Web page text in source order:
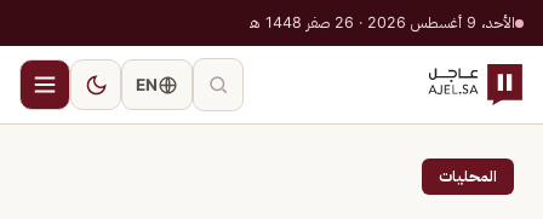
الأحد، 9 أغسطس 2026 · 26 صفر 1448 هـ
EN
المحليات